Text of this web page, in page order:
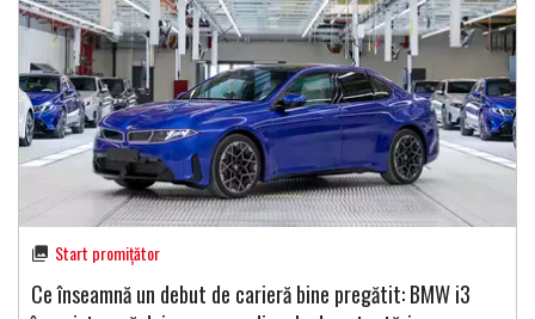
Start promițător
Ce înseamnă un debut de carieră bine pregătit: BMW i3